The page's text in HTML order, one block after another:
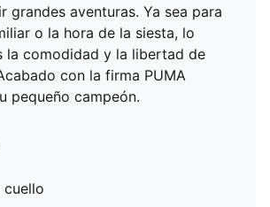
grandes aventuras. Ya sea para
o la hora de la siesta, lo
la comodidad y la libertad de
con la firma PUMA
pequeño campeón.
cuello